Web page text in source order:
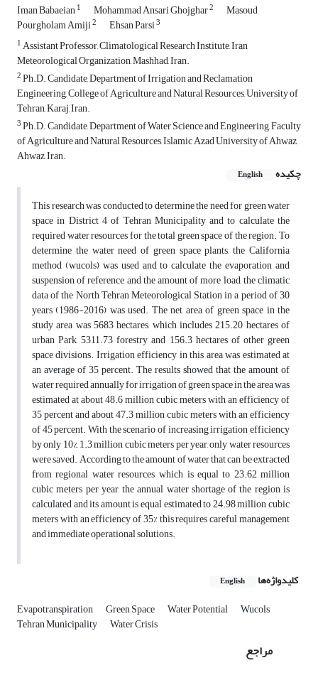
Iman Babaeian1 Mohammad Ansari Ghojghar2 Masoud
Pourgholam Amiji2 Ehsan Parsi3
1Assistant Professor, Climatological Research Institute, Iran
Meteorological Organization, Mashhad, Iran.
2Ph.D. Candidate, Department of Irrigation and Reclamation
Engineering, College of Agriculture and Natural Resources, University of
Tehran, Karaj, Iran.
3Ph.D. Candidate, Department of Water Science and Engineering, Faculty
of Agriculture and Natural Resources, Islamic Azad University of Ahwaz,
Ahwaz, Iran.
چکیده
English
This research was conducted to determine the need for green water
space in District 4 of Tehran Municipality and to calculate the
required water resources for the total green space of the region. To
determine the water need of green space plants, the California
method (wucols) was used and to calculate the evaporation and
suspension of reference and the amount of more load, the climatic
data of the North Tehran Meteorological Station in a period of 30
years (1986-2016) was used. The net area of green space in the
study area was 5683 hectares, which includes 215.20 hectares of
urban Park, 5311.73 forestry and 156.3 hectares of other green
space divisions. Irrigation efficiency in this area was estimated at
an average of 35 percent. The results showed that the amount of
water required annually for irrigation of green space in the area was
estimated at about 48.6 million cubic meters with an efficiency of
35 percent and about 47.3 million cubic meters with an efficiency
of 45 percent. With the scenario of increasing irrigation efficiency
by only 10%, 1.3 million cubic meters per year, only water resources
were saved. According to the amount of water that can be extracted
from regional water resources, which is equal to 23.62 million
cubic meters per year, the annual water shortage of the region is
calculated and its amount is equal estimated to 24.98 million cubic
meters with an efficiency of 35% this requires careful management
and immediate operational solutions.
کلیدواژه‌ها English
Evapotranspiration Green Space Water Potential Wucols
Tehran Municipality Water Crisis
مراجع